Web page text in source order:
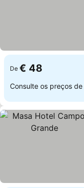
De € 48
Consulte os preços de